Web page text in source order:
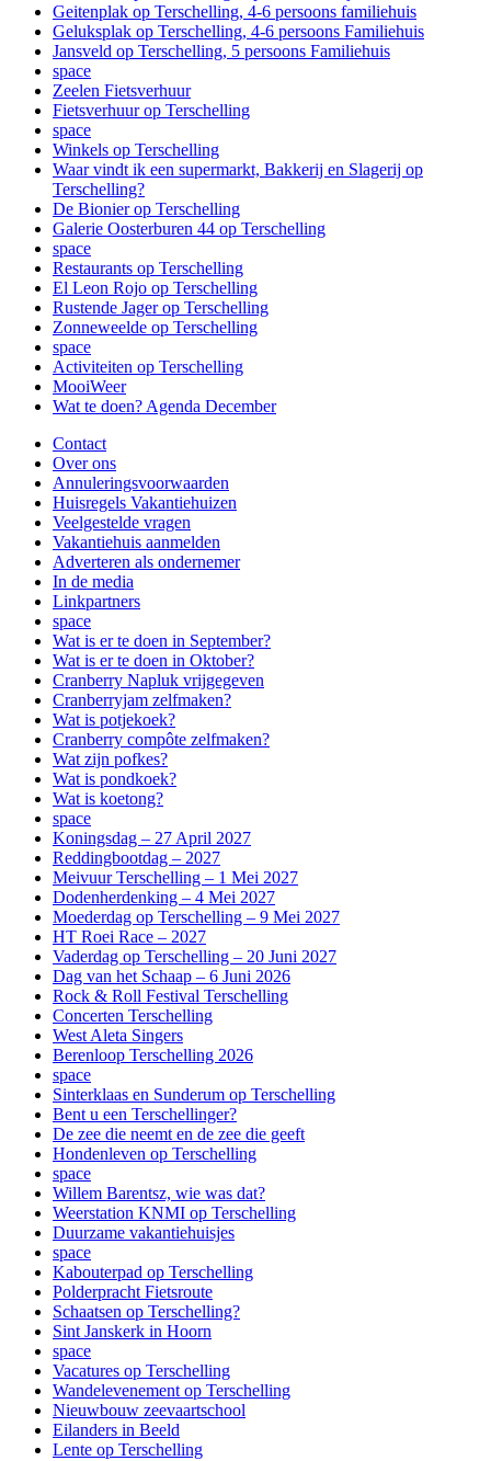
Geitenplak op Terschelling, 4-6 persoons familiehuis
Geluksplak op Terschelling, 4-6 persoons Familiehuis
Jansveld op Terschelling, 5 persoons Familiehuis
space
Zeelen Fietsverhuur
Fietsverhuur op Terschelling
space
Winkels op Terschelling
Waar vindt ik een supermarkt, Bakkerij en Slagerij op
Terschelling?
De Bionier op Terschelling
Galerie Oosterburen 44 op Terschelling
space
Restaurants op Terschelling
El Leon Rojo op Terschelling
Rustende Jager op Terschelling
Zonneweelde op Terschelling
space
Activiteiten op Terschelling
MooiWeer
Wat te doen? Agenda December
Contact
Over ons
Annuleringsvoorwaarden
Huisregels Vakantiehuizen
Veelgestelde vragen
Vakantiehuis aanmelden
Adverteren als ondernemer
In de media
Linkpartners
space
Wat is er te doen in September?
Wat is er te doen in Oktober?
Cranberry Napluk vrijgegeven
Cranberryjam zelfmaken?
Wat is potjekoek?
Cranberry compôte zelfmaken?
Wat zijn pofkes?
Wat is pondkoek?
Wat is koetong?
space
Koningsdag – 27 April 2027
Reddingbootdag – 2027
Meivuur Terschelling – 1 Mei 2027
Dodenherdenking – 4 Mei 2027
Moederdag op Terschelling – 9 Mei 2027
HT Roei Race – 2027
Vaderdag op Terschelling – 20 Juni 2027
Dag van het Schaap – 6 Juni 2026
Rock & Roll Festival Terschelling
Concerten Terschelling
West Aleta Singers
Berenloop Terschelling 2026
space
Sinterklaas en Sunderum op Terschelling
Bent u een Terschellinger?
De zee die neemt en de zee die geeft
Hondenleven op Terschelling
space
Willem Barentsz, wie was dat?
Weerstation KNMI op Terschelling
Duurzame vakantiehuisjes
space
Kabouterpad op Terschelling
Polderpracht Fietsroute
Schaatsen op Terschelling?
Sint Janskerk in Hoorn
space
Vacatures op Terschelling
Wandelevenement op Terschelling
Nieuwbouw zeevaartschool
Eilanders in Beeld
Lente op Terschelling